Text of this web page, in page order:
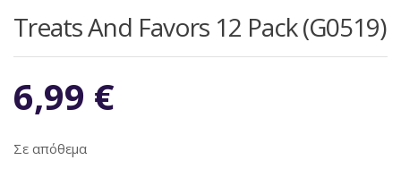
Treats And Favors 12 Pack (G0519)
6,99 €
Σε απόθεμα